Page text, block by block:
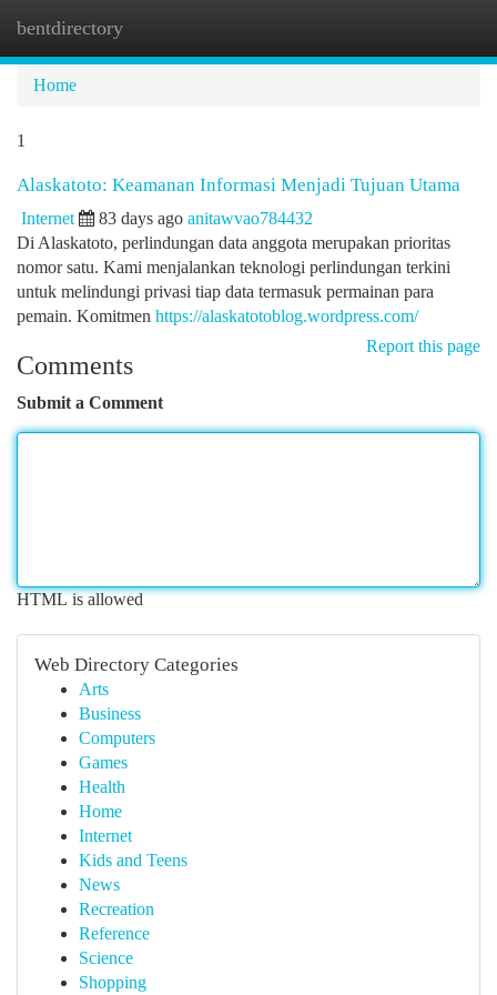
bentdirectory
Home
1
Alaskatoto: Keamanan Informasi Menjadi Tujuan Utama
Internet 83 days ago anitawvao784432
Di Alaskatoto, perlindungan data anggota merupakan prioritas
nomor satu. Kami menjalankan teknologi perlindungan terkini
untuk melindungi privasi tiap data termasuk permainan para
pemain. Komitmen https://alaskatotoblog.wordpress.com/
Report this page
Comments
Submit a Comment
HTML is allowed
Web Directory Categories
Arts
Business
Computers
Games
Health
Home
Internet
Kids and Teens
News
Recreation
Reference
Science
Shopping